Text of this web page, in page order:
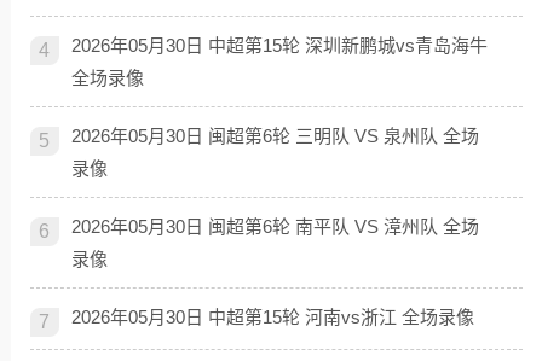
4
2026年05月30日 中超第15轮 深圳新鹏城vs青岛海牛
全场录像
5
2026年05月30日 闽超第6轮 三明队 VS 泉州队 全场
录像
6
2026年05月30日 闽超第6轮 南平队 VS 漳州队 全场
录像
7 2026年05月30日 中超第15轮 河南vs浙江 全场录像